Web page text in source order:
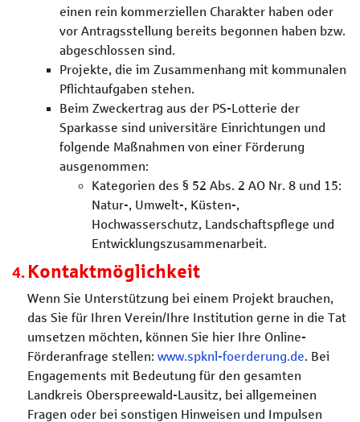
einen rein kommerziellen Charakter haben oder
vor Antragsstellung bereits begonnen haben bzw.
abgeschlossen sind.
Projekte, die im Zusammenhang mit kommunalen
Pflichtaufgaben stehen.
Beim Zweckertrag aus der PS-Lotterie der
Sparkasse sind universitäre Einrichtungen und
folgende Maßnahmen von einer Förderung
ausgenommen:
Kategorien des § 52 Abs. 2 AO Nr. 8 und 15:
Natur-, Umwelt-, Küsten-,
Hochwasserschutz, Landschaftspflege und
Entwicklungszusammenarbeit.
Kontaktmöglichkeit
Wenn Sie Unterstützung bei einem Projekt brauchen,
das Sie für Ihren Verein/Ihre Institution gerne in die Tat
umsetzen möchten, können Sie hier Ihre Online-
Förderanfrage stellen: www.spknl-foerderung.de. Bei
Engagements mit Bedeutung für den gesamten
Landkreis Oberspreewald-Lausitz, bei allgemeinen
Fragen oder bei sonstigen Hinweisen und Impulsen